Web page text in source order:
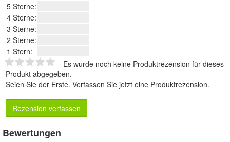
5 Sterne:
4 Sterne:
3 Sterne:
2 Sterne:
1 Stern:
Es wurde noch keine Produktrezension für dieses
Produkt abgegeben.
Seien Sie der Erste. Verfassen Sie jetzt eine Produktrezension.
Rezension verfassen
Bewertungen